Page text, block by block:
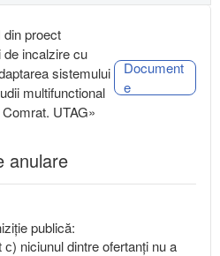
proect
incalzire cu
sistemului
multifunctional
UTAG»
Document
e
anulare
publică:
niciunul dintre ofertanţi nu a